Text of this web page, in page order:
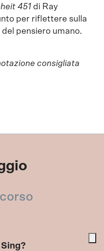
451 di Ray
per riflettere sulla
pensiero umano.
consigliata
Sing?